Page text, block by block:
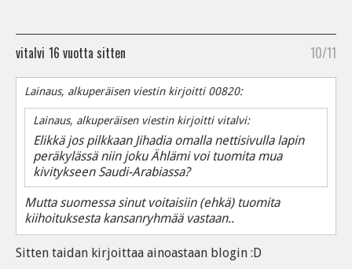
vitalvi 16 vuotta sitten 10/11
Lainaus, alkuperäisen viestin kirjoitti 00820:
Lainaus, alkuperäisen viestin kirjoitti vitalvi:
Elikkä jos pilkkaan Jihadia omalla nettisivulla lapin
peräkylässä niin joku Ählämi voi tuomita mua
kivitykseen Saudi-Arabiassa?
Mutta suomessa sinut voitaisiin (ehkä) tuomita
kiihoituksesta kansanryhmää vastaan..
Sitten taidan kirjoittaa ainoastaan blogin :D